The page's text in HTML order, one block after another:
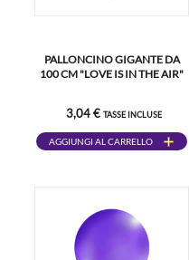
PALLONCINO GIGANTE DA
100 CM "LOVE IS IN THE AIR"
3,04 € TASSE INCLUSE
AGGIUNGI AL CARRELLO